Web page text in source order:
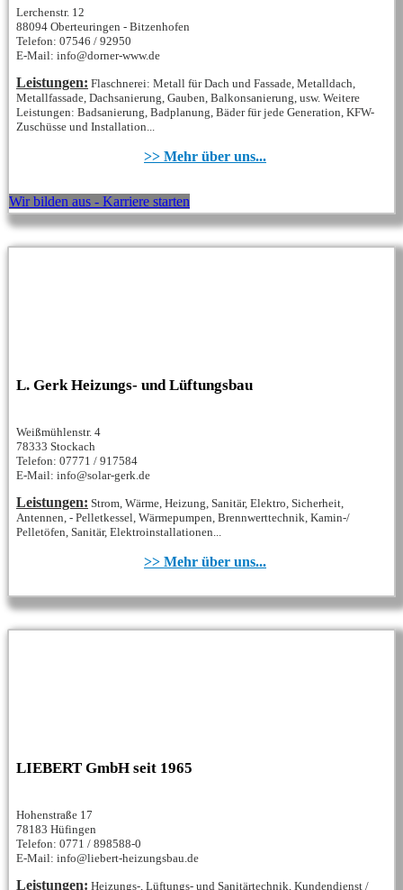
Lerchenstr. 12
88094 Oberteuringen - Bitzenhofen
Telefon: 07546 / 92950
E-Mail: info@dorner-www.de
Leistungen: Flaschnerei: Metall für Dach und Fassade, Metalldach,
Metallfassade, Dachsanierung, Gauben, Balkonsanierung, usw. Weitere
Leistungen: Badsanierung, Badplanung, Bäder für jede Generation, KFW-
Zuschüsse und Installation...
>> Mehr über uns...
Wir bilden aus - Karriere starten
L. Gerk Heizungs- und Lüftungsbau
Weißmühlenstr. 4
78333 Stockach
Telefon: 07771 / 917584
E-Mail: info@solar-gerk.de
Leistungen: Strom, Wärme, Heizung, Sanitär, Elektro, Sicherheit,
Antennen, - Pelletkessel, Wärmepumpen, Brennwerttechnik, Kamin-/
Pelletöfen, Sanitär, Elektroinstallationen...
>> Mehr über uns...
LIEBERT GmbH seit 1965
Hohenstraße 17
78183 Hüfingen
Telefon: 0771 / 898588-0
E-Mail: info@liebert-heizungsbau.de
Leistungen: Heizungs-, Lüftungs- und Sanitärtechnik, Kundendienst /